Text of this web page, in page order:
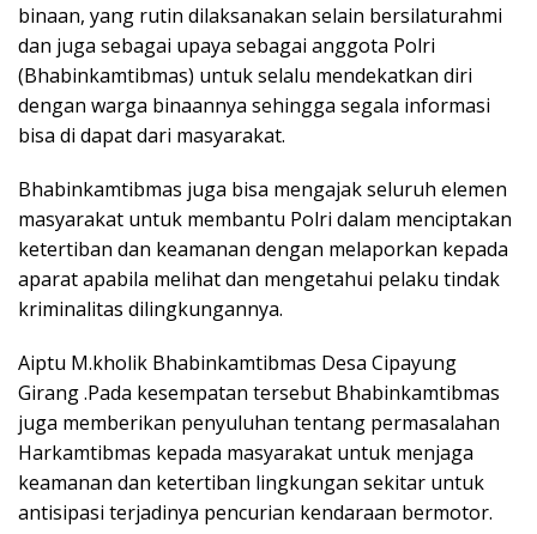
binaan, yang rutin dilaksanakan selain bersilaturahmi
dan juga sebagai upaya sebagai anggota Polri
(Bhabinkamtibmas) untuk selalu mendekatkan diri
dengan warga binaannya sehingga segala informasi
bisa di dapat dari masyarakat.
Bhabinkamtibmas juga bisa mengajak seluruh elemen
masyarakat untuk membantu Polri dalam menciptakan
ketertiban dan keamanan dengan melaporkan kepada
aparat apabila melihat dan mengetahui pelaku tindak
kriminalitas dilingkungannya.
Aiptu M.kholik Bhabinkamtibmas Desa Cipayung
Girang .Pada kesempatan tersebut Bhabinkamtibmas
juga memberikan penyuluhan tentang permasalahan
Harkamtibmas kepada masyarakat untuk menjaga
keamanan dan ketertiban lingkungan sekitar untuk
antisipasi terjadinya pencurian kendaraan bermotor.